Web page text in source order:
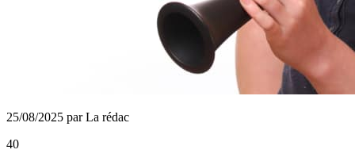
25/08/2025 par La rédac
40